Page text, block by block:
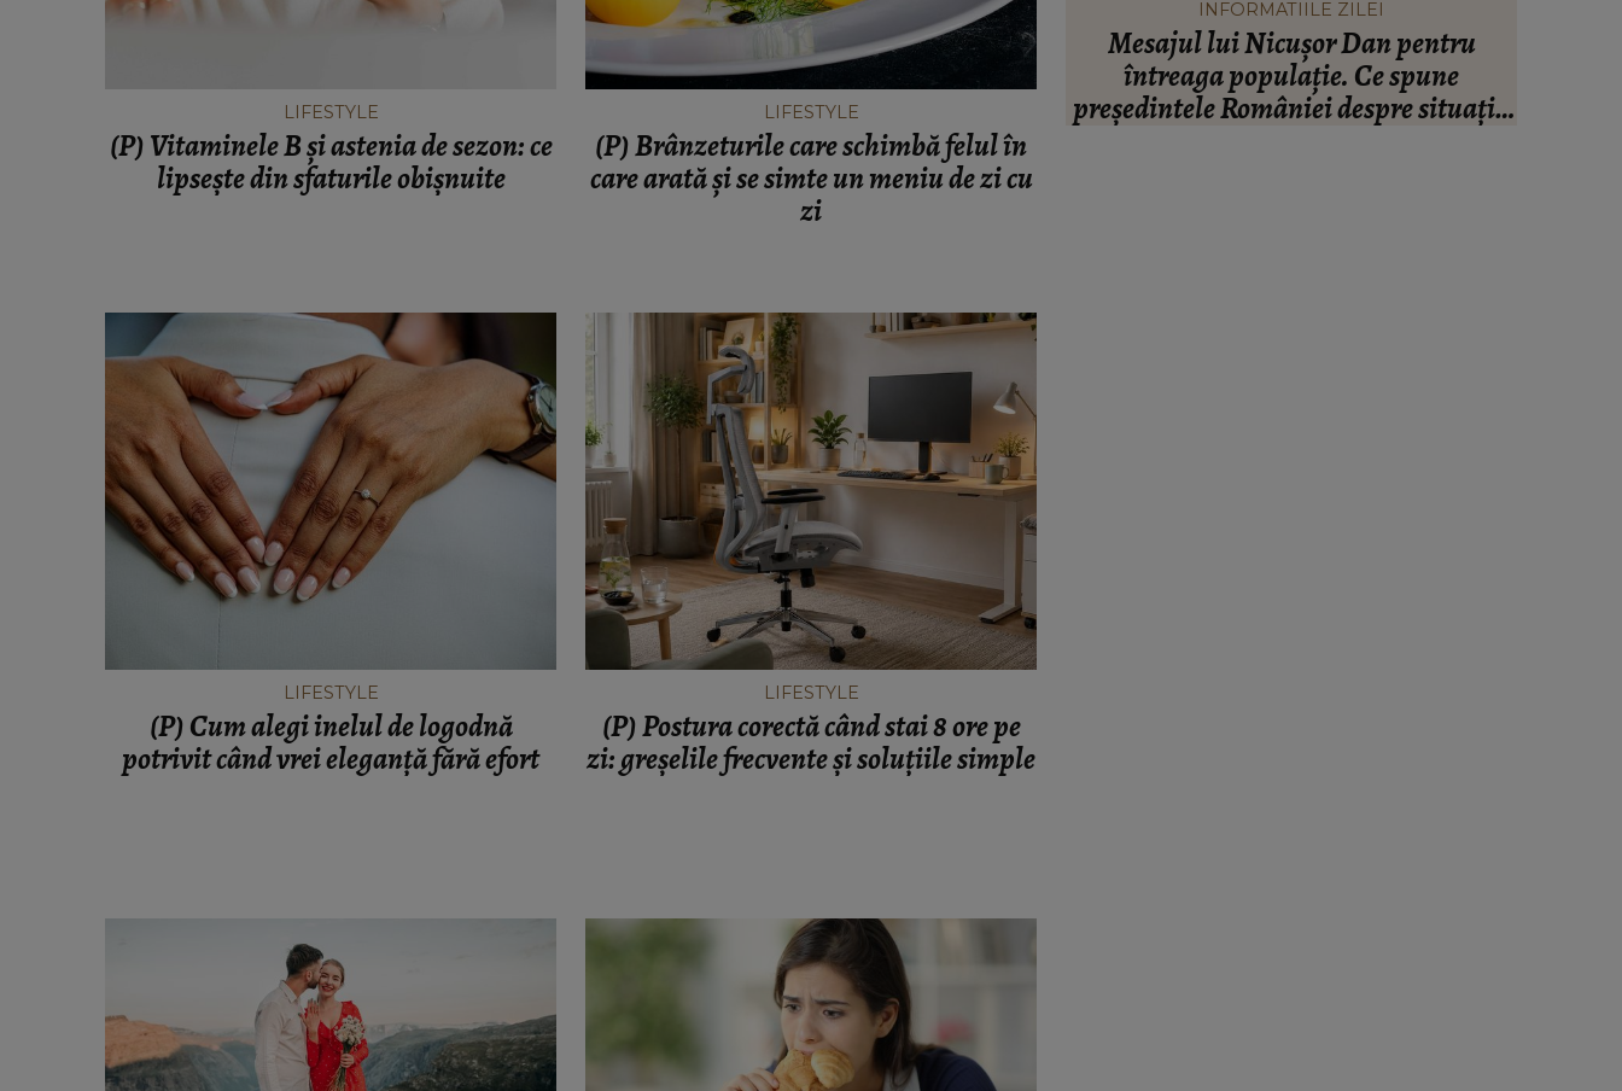
LIFESTYLE
(P) Vitaminele B și astenia de sezon: ce
lipsește din sfaturile obișnuite
LIFESTYLE
(P) Brânzeturile care schimbă felul în
care arată și se simte un meniu de zi cu
zi
LIFESTYLE
(P) Cum alegi inelul de logodnă
potrivit când vrei eleganță fără efort
LIFESTYLE
(P) Postura corectă când stai 8 ore pe
zi: greșelile frecvente și soluțiile simple
VEDETE
cumpere mâncare pentru ea și soțul ei,
Viorel: „Abia mâine luăm pensia.”
HOROSCOP
Ce oraș ar trebui să vizitezi în
urnătoarea vacanță, în funcție de zodie
INFORMATIILE ZILEI
Mesajul lui Nicușor Dan pentru
întreaga populație. Ce spune
președintele României despre situația